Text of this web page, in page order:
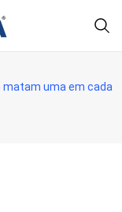
matam uma em cada